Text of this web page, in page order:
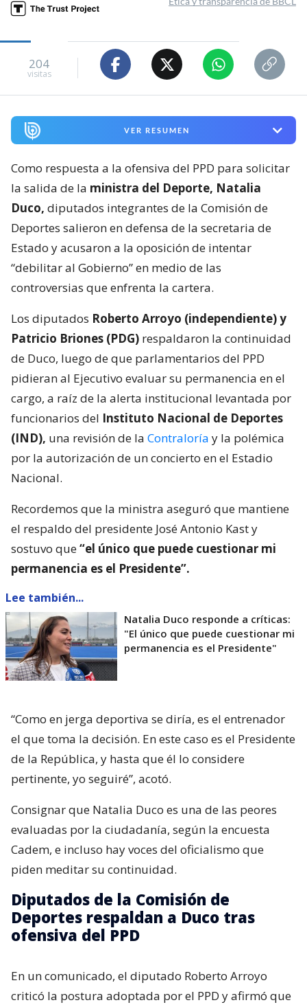
204
visitas
VER RESUMEN
Como respuesta a la ofensiva del PPD para solicitar
la salida de la ministra del Deporte, Natalia
Duco, diputados integrantes de la Comisión de
Deportes salieron en defensa de la secretaria de
Estado y acusaron a la oposición de intentar
“debilitar al Gobierno” en medio de las
controversias que enfrenta la cartera.
Los diputados Roberto Arroyo (independiente) y
Patricio Briones (PDG) respaldaron la continuidad
de Duco, luego de que parlamentarios del PPD
pidieran al Ejecutivo evaluar su permanencia en el
cargo, a raíz de la alerta institucional levantada por
funcionarios del Instituto Nacional de Deportes
(IND), una revisión de la Contraloría y la polémica
por la autorización de un concierto en el Estadio
Nacional.
Recordemos que la ministra aseguró que mantiene
el respaldo del presidente José Antonio Kast y
sostuvo que“el único que puede cuestionar mi
permanencia es el Presidente”.
Lee también...
Natalia Duco responde a críticas:
"El único que puede cuestionar mi
permanencia es el Presidente"
“Como en jerga deportiva se diría, es el entrenador
el que toma la decisión. En este caso es el Presidente
de la República, y hasta que él lo considere
pertinente, yo seguiré”, acotó.
Consignar que Natalia Duco es una de las peores
evaluadas por la ciudadanía, según la encuesta
Cadem, e incluso hay voces del oficialismo que
piden meditar su continuidad.
Diputados de la Comisión de
Deportes respaldan a Duco tras
ofensiva del PPD
En un comunicado, el diputado Roberto Arroyo
criticó la postura adoptada por el PPD y afirmó que